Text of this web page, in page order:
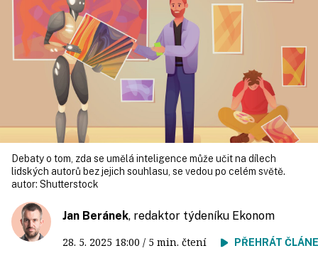
Debaty o tom, zda se umělá inteligence může učit na dílech
lidských autorů bez jejich souhlasu, se vedou po celém světě.
autor: Shutterstock
Jan Beránek, redaktor týdeníku Ekonom
28. 5. 2025 18:00 / 5 min. čtení PŘEHRÁT